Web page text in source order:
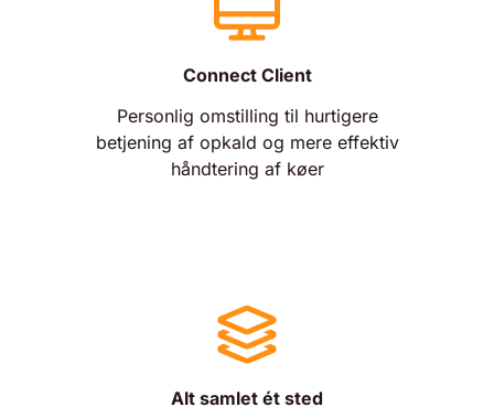
Connect Client
Personlig omstilling til hurtigere
betjening af opkald og mere effektiv
håndtering af køer
Alt samlet ét sted